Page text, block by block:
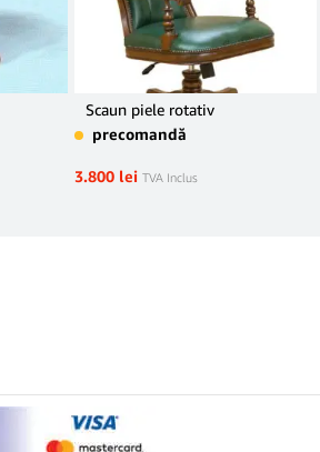
Scaun piele rotativ
precomandă
3.800 lei TVA Inclus